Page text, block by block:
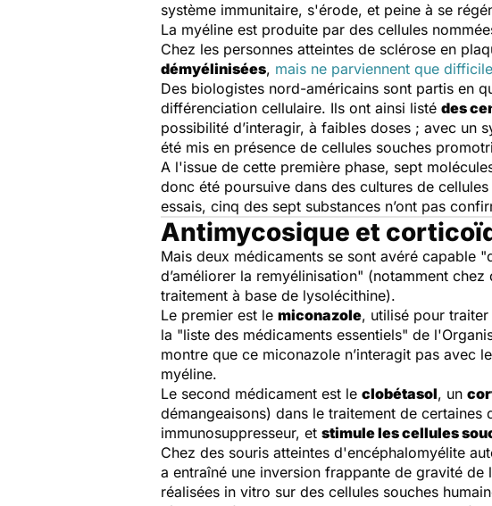
système immunitaire, s'érode, et peine à se
La myéline est produite par des cellules
Chez les personnes atteintes de sclérose en
démyélinisées, mais ne parviennent que
Des biologistes nord-américains sont partis en
différenciation cellulaire. Ils ont ainsi listé des
possibilité d’interagir, à faibles doses ; avec un
été mis en présence de cellules souches
A l'issue de cette première phase, sept
donc été poursuive dans des cultures de
essais, cinq des sept substances n’ont pas
Antimycosique et
Mais deux médicaments se sont avéré capable
d’améliorer la remyélinisation" (notamment
traitement à base de lysolécithine).
Le premier est le miconazole, utilisé pour
la "liste des médicaments essentiels" de
montre que ce miconazole n’interagit pas avec le
myéline.
Le second médicament est le clobétasol, un
démangeaisons) dans le traitement de
immunosuppresseur, et stimule les cellules
Chez des souris atteintes d'encéphalomyélite
a entraîné une inversion frappante de gravité
réalisées in vitro sur des cellules souches